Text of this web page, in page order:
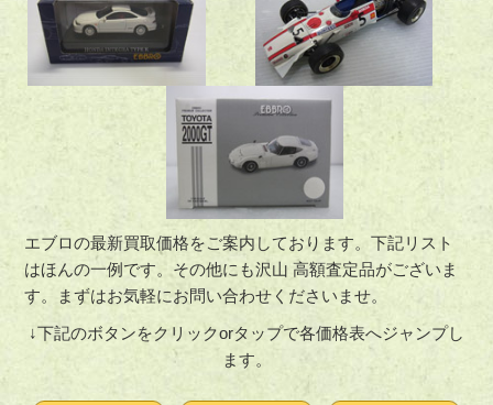
エブロの最新買取価格をご案内しております。下記リスト
はほんの一例です。その他にも沢山 高額査定品がございま
す。まずはお気軽にお問い合わせくださいませ。
↓下記のボタンをクリックorタップで各価格表へジャンプし
ます。